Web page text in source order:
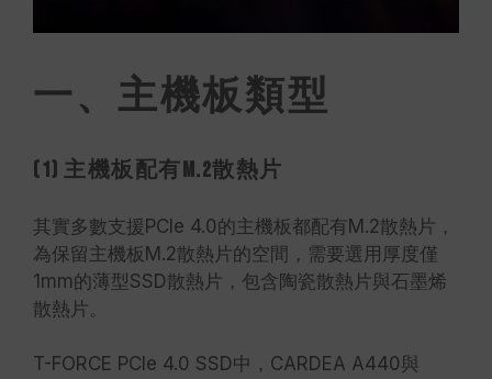
一、主機板類型
(1) 主機板配有M.2散熱片
其實多數支援PCIe 4.0的主機板都配有M.2散熱片，
為保留主機板M.2散熱片的空間，需要選用厚度僅
1mm的薄型SSD散熱片，包含陶瓷散熱片與石墨烯
散熱片。
T-FORCE PCIe 4.0 SSD中，CARDEA A440與